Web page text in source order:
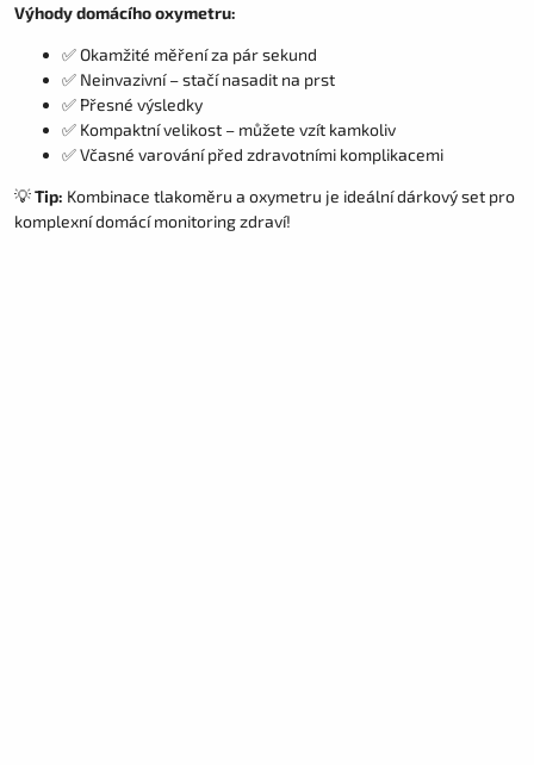
Výhody domácího oxymetru:
✅ Okamžité měření za pár sekund
✅ Neinvazivní – stačí nasadit na prst
✅ Přesné výsledky
✅ Kompaktní velikost – můžete vzít kamkoliv
✅ Včasné varování před zdravotními komplikacemi
💡Tip: Kombinace tlakoměru a oxymetru je ideální dárkový set pro
komplexní domácí monitoring zdraví!